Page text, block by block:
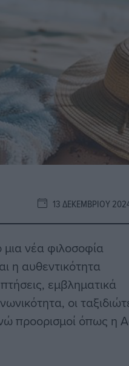
13 ΔΕΚΕΜΒΡΊΟΥ
νέα φιλοσοφία
η αυθεντικότητα
εμβληματικά
οι
προορισμοί όπως η